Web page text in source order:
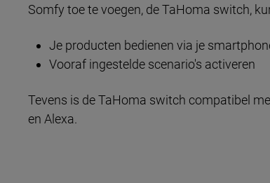
Somfy toe te voegen, de TaHoma switch,
Je producten bedienen via je
Vooraf ingestelde scenario's activeren
Tevens is de TaHoma switch compatibel
en Alexa.